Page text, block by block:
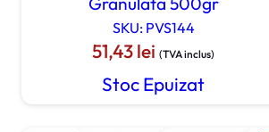
SKU: PVS144
51,43lei (TVA inclus)
Stoc Epuizat